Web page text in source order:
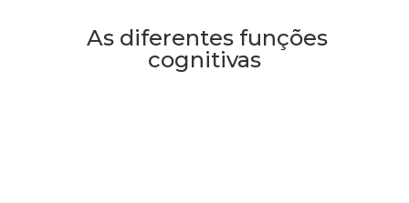
As diferentes funções
cognitivas